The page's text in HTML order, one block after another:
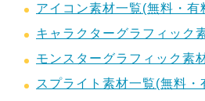
アイコン素材一覧(無料・有
キャラクターグラフィック
モンスターグラフィック素
スプライト素材一覧(無料・